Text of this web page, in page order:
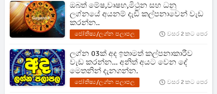
ඔබත් මේෂ,වෘෂභ,මිථුන සහ ධනු
ලග්නයේ අයනම් දැඩි කල්පනාවෙන් වැඩ
කරන්න..
ජෝතිෂ්‍ය/ලග්න පලාපල වසර 2 කට පෙර
ලග්න 03ක් අද ඉතාමත් කල්පනාකාරීව
වැඩ කරන්න... අනිත් අයට වෙන දේ
මෙතනින් දැනගන්න.
ජෝතිෂ්‍ය/ලග්න පලාපල වසර 2 කට පෙර